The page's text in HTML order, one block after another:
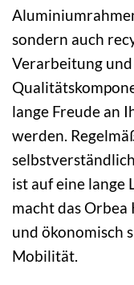
sondern auch
Verarbeitung
lange Freude an
werden.
ist auf eine lange
macht das Orbea
und ökonomisch
Mobilität.